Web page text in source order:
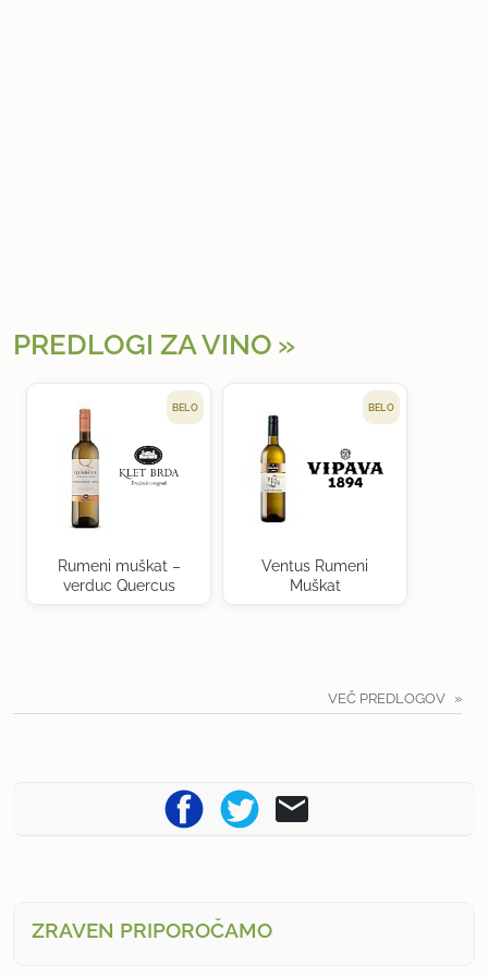
PREDLOGI ZA VINO
BELO
Rumeni muškat –
verduc Quercus
BELO
Ventus Rumeni
Muškat
VEČ PREDLOGOV
ZRAVEN PRIPOROČAMO